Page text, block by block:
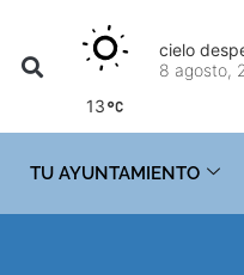
13
cielo
8 agosto,
TU AYUNTAMIENTO